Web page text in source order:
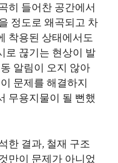
히 들어찬 공간에서
정도로 왜곡되고 차
착용된 상태에서도
로 끊기는 현상이 발
알림이 오지 않아
문제를 해결하지
무용지물이 될 뻔했
한 결과, 철재 구조
만이 문제가 아니었